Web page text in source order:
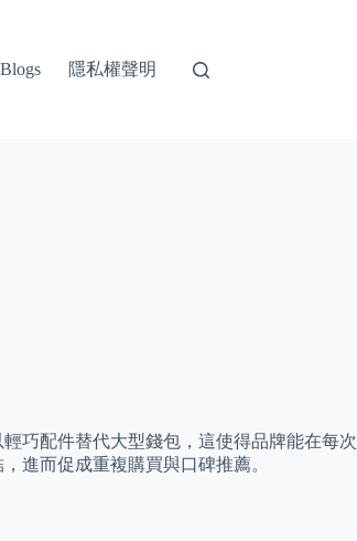
Blogs 隱私權聲明
巧配件替代大型錢包，這使得品牌能在每次
進而促成重複購買與口碑推薦。